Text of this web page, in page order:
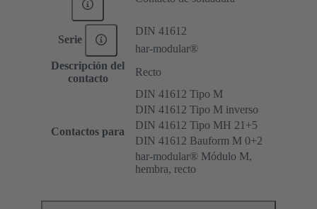
Serie
DIN 41612
har-modular®
Descripción del
contacto
Recto
Contactos para
DIN 41612 Tipo M
DIN 41612 Tipo M inverso
DIN 41612 Tipo MH 21+5
DIN 41612 Bauform M 0+2
har-modular® Módulo M,
hembra, recto